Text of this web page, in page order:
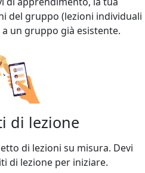
del gruppo (lezioni individuali
un gruppo già esistente.
di lezione
di lezioni su misura. Devi
di lezione per iniziare.